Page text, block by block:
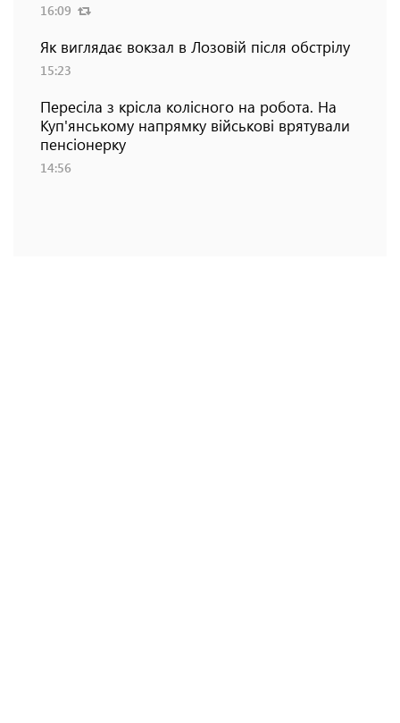
16:09
Як виглядає вокзал в Лозовій після обстрілу
15:23
Пересіла з крісла колісного на робота. На
Куп'янському напрямку військові врятували
пенсіонерку
14:56